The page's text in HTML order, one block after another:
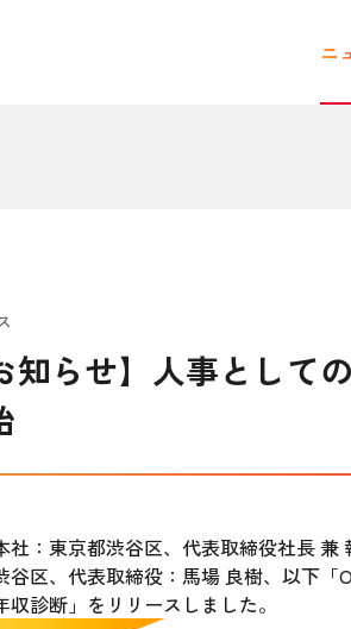
ニ
知らせ】人事として
：東京都渋谷区、代表取締役社長
区、代表取締役：馬場 良樹、以下
診断」をリリースしました。